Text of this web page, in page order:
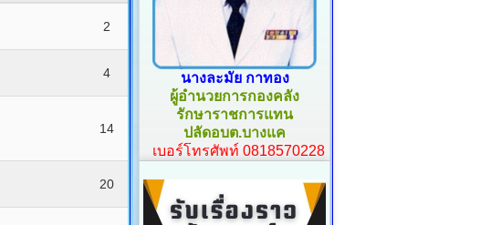
2
4
14
20
นางละมัย กาทอง
ผู้อำนวยการกองคลัง
รักษาราชการแทน
ปลัดอบต.บางแค
เบอร์โทรศัพท์ 0818570228